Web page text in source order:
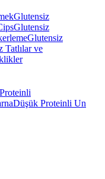
Glutensiz
Glutensiz
Glutensiz
Tatlılar ve
Düşük Proteinli Un